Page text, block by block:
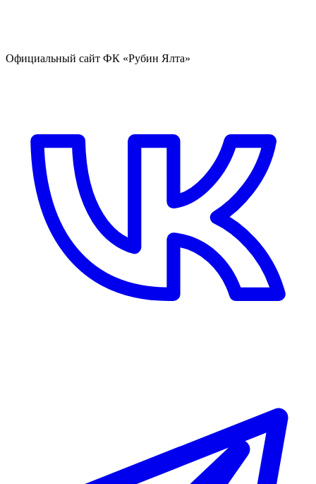
Официальный сайт ФК «Рубин Ялта»